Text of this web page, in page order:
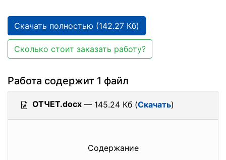
Скачать полностью (142.27 Кб)
Сколько стоит заказать работу?
Работа содержит 1 файл
ОТЧЕТ.docx — 145.24 Кб (Скачать)
Содержание